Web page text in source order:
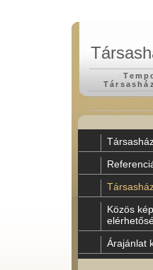
Közös
Árajánlat